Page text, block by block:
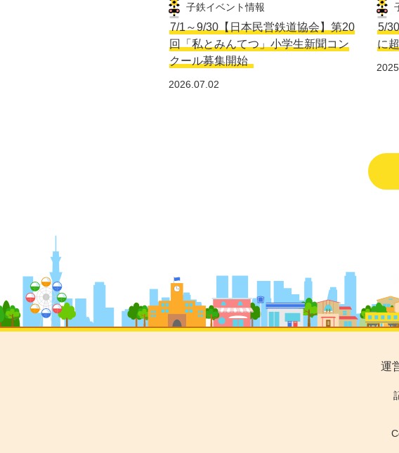
子鉄イベント情報
7/1～9/30【日本民営鉄道協会】第20
回「私とみんてつ」小学生新聞コン
クール募集開始
2026.07.02
5/
に
運